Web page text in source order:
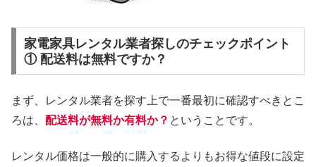
家電家具レンタル業者探しのチェックポイント
① 配送料は無料ですか？
まず、レンタル業者を探す上で一番最初に確認すべきとこ
ろは、 配送料が無料か有料か？ ということです。
レンタル価格は一般的に購入するよりもお得な値段に設定